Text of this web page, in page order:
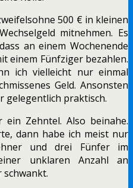
500 € in kleinen
mitnehmen. Es
an einem Wochenende
einem Fünfziger bezahlen.
ich vielleicht nur einmal
Geld. Ansonsten
gelegentlich praktisch.
Zehntel. Also beinahe.
dann habe ich meist nur
und drei Fünfer im
unklaren Anzahl an
schwankt.